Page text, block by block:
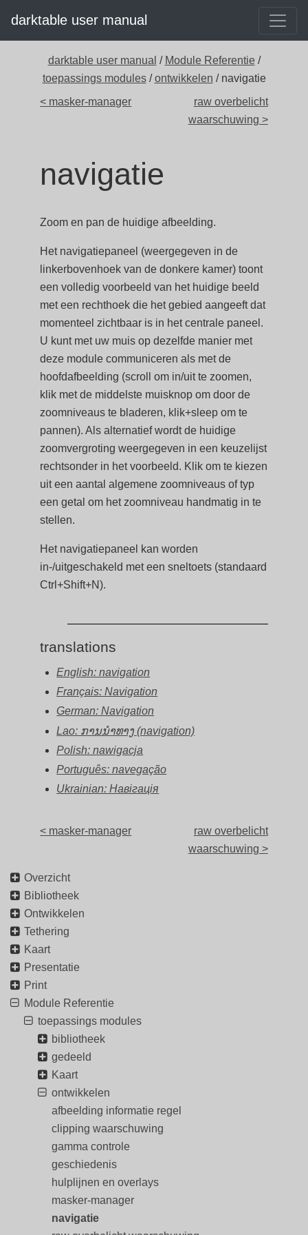
darktable user manual
darktable user manual / Module Referentie /
toepassings modules/ontwikkelen / navigatie
< masker-manager
raw overbelicht
waarschuwing >
navigatie
Zoom en pan de huidige afbeelding.
Het navigatiepaneel (weergegeven in de
linkerbovenhoek van de donkere kamer) toont
een volledig voorbeeld van het huidige beeld
met een rechthoek die het gebied aangeeft dat
momenteel zichtbaar is in het centrale paneel.
U kunt met uw muis op dezelfde manier met
deze module communiceren als met de
hoofdafbeelding (scroll om in/uit te zoomen,
klik met de middelste muisknop om door de
zoomniveaus te bladeren, klik+sleep om te
pannen). Als alternatief wordt de huidige
zoomvergroting weergegeven in een keuzelijst
rechtsonder in het voorbeeld. Klik om te kiezen
uit een aantal algemene zoomniveaus of typ
een getal om het zoomniveau handmatig in te
stellen.
Het navigatiepaneel kan worden
in-/uitgeschakeld met een sneltoets (standaard
Ctrl+Shift+N).
translations
English: navigation
Français: Navigation
German: Navigation
Lao: ການນຳທາງ (navigation)
Polish: nawigacja
Português: navegação
Ukrainian: Навігація
< masker-manager
raw overbelicht
waarschuwing >
Overzicht
Bibliotheek
Ontwikkelen
Tethering
Kaart
Presentatie
Print
Module Referentie
toepassings modules
bibliotheek
gedeeld
Kaart
ontwikkelen
afbeelding informatie regel
clipping waarschuwing
gamma controle
geschiedenis
hulplijnen en overlays
masker-manager
navigatie